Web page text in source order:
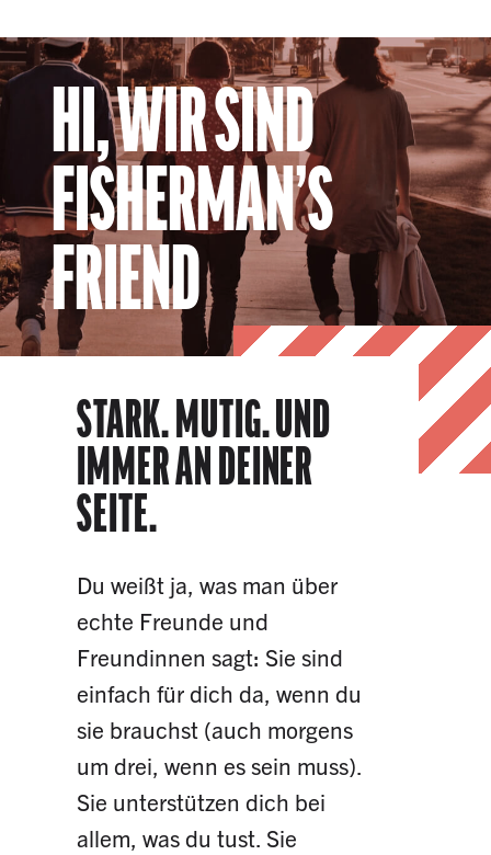
HI, WIR SIND
FISHERMAN’S
FRIEND
STARK. MUTIG. UND
IMMER AN DEINER
SEITE.
Du weißt ja, was man über
echte Freunde und
Freundinnen sagt: Sie sind
einfach für dich da, wenn du
sie brauchst (auch morgens
um drei, wenn es sein muss).
Sie unterstützen dich bei
allem, was du tust. Sie